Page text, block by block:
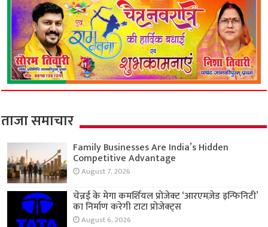
ताजा समाचार
Family Businesses Are India’s Hidden
Competitive Advantage
August 7, 2026
चेन्नई के मेगा कमर्शियल प्रोजेक्ट ‘आरएमज़ेड इन्फिनिटी’
का निर्माण करेगी टाटा प्रोजेक्ट्स
August 6, 2026